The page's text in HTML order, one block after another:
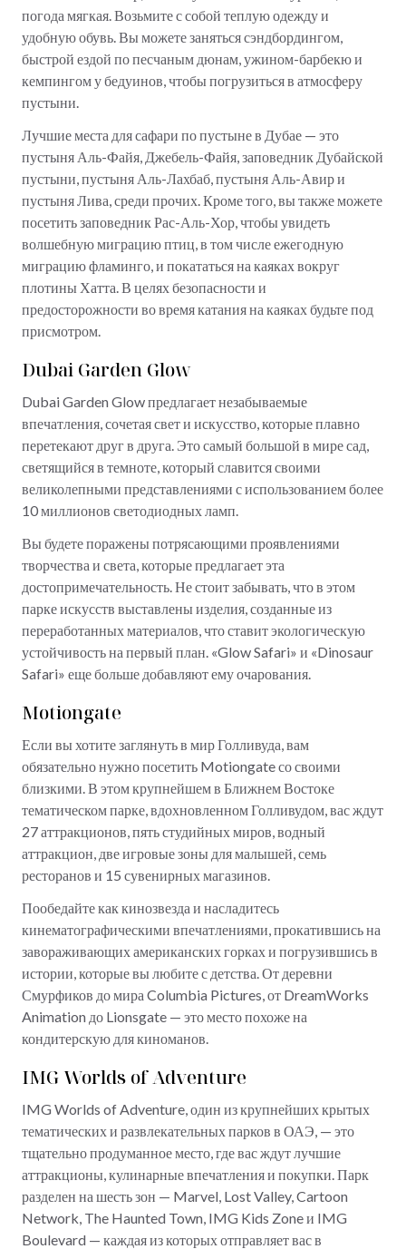
погода мягкая. Возьмите с собой теплую одежду и
удобную обувь. Вы можете заняться сэндбордингом,
быстрой ездой по песчаным дюнам, ужином-барбекю и
кемпингом у бедуинов, чтобы погрузиться в атмосферу
пустыни.
Лучшие места для сафари по пустыне в Дубае — это
пустыня Аль-Файя, Джебель-Файя, заповедник Дубайской
пустыни, пустыня Аль-Лахбаб, пустыня Аль-Авир и
пустыня Лива, среди прочих. Кроме того, вы также можете
посетить заповедник Рас-Аль-Хор, чтобы увидеть
волшебную миграцию птиц, в том числе ежегодную
миграцию фламинго, и покататься на каяках вокруг
плотины Хатта. В целях безопасности и
предосторожности во время катания на каяках будьте под
присмотром.
Dubai Garden Glow
Dubai Garden Glow предлагает незабываемые
впечатления, сочетая свет и искусство, которые плавно
перетекают друг в друга. Это самый большой в мире сад,
светящийся в темноте, который славится своими
великолепными представлениями с использованием более
10 миллионов светодиодных ламп.
Вы будете поражены потрясающими проявлениями
творчества и света, которые предлагает эта
достопримечательность. Не стоит забывать, что в этом
парке искусств выставлены изделия, созданные из
переработанных материалов, что ставит экологическую
устойчивость на первый план. «Glow Safari» и «Dinosaur
Safari» еще больше добавляют ему очарования.
Motiongate
Если вы хотите заглянуть в мир Голливуда, вам
обязательно нужно посетить Motiongate со своими
близкими. В этом крупнейшем в Ближнем Востоке
тематическом парке, вдохновленном Голливудом, вас ждут
27 аттракционов, пять студийных миров, водный
аттракцион, две игровые зоны для малышей, семь
ресторанов и 15 сувенирных магазинов.
Пообедайте как кинозвезда и насладитесь
кинематографическими впечатлениями, прокатившись на
завораживающих американских горках и погрузившись в
истории, которые вы любите с детства. От деревни
Смурфиков до мира Columbia Pictures, от DreamWorks
Animation до Lionsgate — это место похоже на
кондитерскую для киноманов.
IMG Worlds of Adventure
IMG Worlds of Adventure, один из крупнейших крытых
тематических и развлекательных парков в ОАЭ, — это
тщательно продуманное место, где вас ждут лучшие
аттракционы, кулинарные впечатления и покупки. Парк
разделен на шесть зон — Marvel, Lost Valley, Cartoon
Network, The Haunted Town, IMG Kids Zone и IMG
Boulevard — каждая из которых отправляет вас в